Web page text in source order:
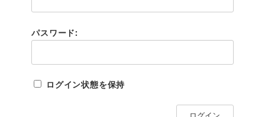
パスワード:
ログイン状態を保持